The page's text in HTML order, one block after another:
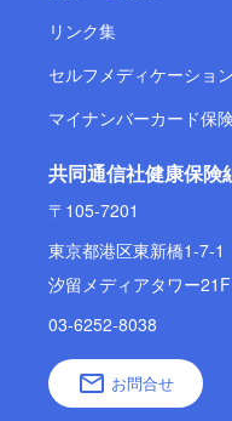
リンク集
セルフメディケーショ
マイナンバーカード保
共同通信社健康保険
〒105-7201
東京都港区東新橋1-7-1
汐留メディアタワー21F
03-6252-8038
お問合せ